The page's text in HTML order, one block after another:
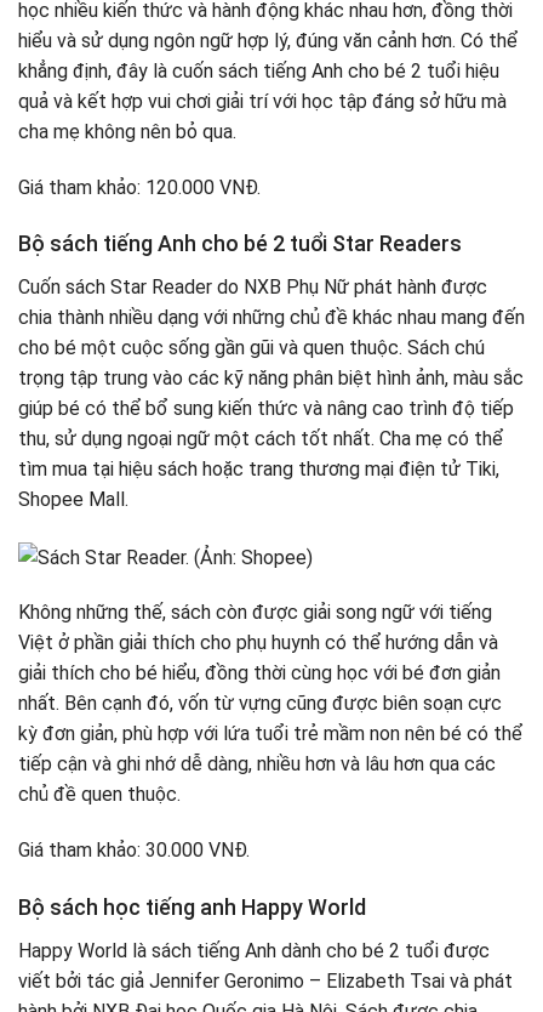
học nhiều kiến thức và hành động khác nhau hơn, đồng thời
hiểu và sử dụng ngôn ngữ hợp lý, đúng văn cảnh hơn. Có thể
khẳng định, đây là cuốn sách tiếng Anh cho bé 2 tuổi hiệu
quả và kết hợp vui chơi giải trí với học tập đáng sở hữu mà
cha mẹ không nên bỏ qua.
Giá tham khảo: 120.000 VNĐ.
Bộ sách tiếng Anh cho bé 2 tuổi Star Readers
Cuốn sách Star Reader do NXB Phụ Nữ phát hành được
chia thành nhiều dạng với những chủ đề khác nhau mang đến
cho bé một cuộc sống gần gũi và quen thuộc. Sách chú
trọng tập trung vào các kỹ năng phân biệt hình ảnh, màu sắc
giúp bé có thể bổ sung kiến thức và nâng cao trình độ tiếp
thu, sử dụng ngoại ngữ một cách tốt nhất. Cha mẹ có thể
tìm mua tại hiệu sách hoặc trang thương mại điện tử Tiki,
Shopee Mall.
Không những thế, sách còn được giải song ngữ với tiếng
Việt ở phần giải thích cho phụ huynh có thể hướng dẫn và
giải thích cho bé hiểu, đồng thời cùng học với bé đơn giản
nhất. Bên cạnh đó, vốn từ vựng cũng được biên soạn cực
kỳ đơn giản, phù hợp với lứa tuổi trẻ mầm non nên bé có thể
tiếp cận và ghi nhớ dễ dàng, nhiều hơn và lâu hơn qua các
chủ đề quen thuộc.
Giá tham khảo: 30.000 VNĐ.
Bộ sách học tiếng anh Happy World
Happy World là sách tiếng Anh dành cho bé 2 tuổi được
viết bởi tác giả Jennifer Geronimo – Elizabeth Tsai và phát